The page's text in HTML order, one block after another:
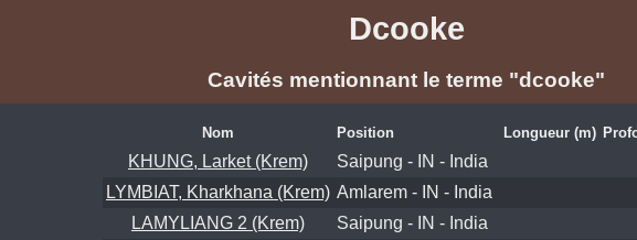
Dcooke
Cavités mentionnant le terme "dcooke"
Nom Position Longueur (m)
KHUNG, Larket (Krem)
Saipung - IN - India
LYMBIAT, Kharkhana (Krem) Amlarem - IN - India
LAMYLIANG 2 (Krem)
Saipung - IN - India